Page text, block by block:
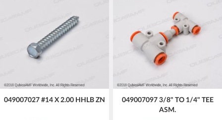
049007027 #14 X 2.00 HHLB ZN
049007097 3/8" TO 1/4" TEE
ASM.